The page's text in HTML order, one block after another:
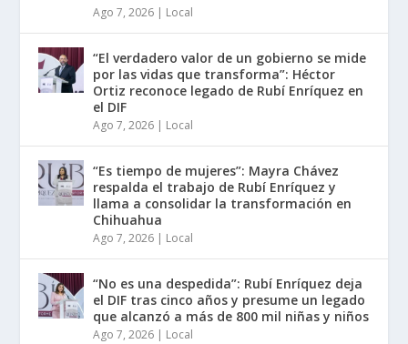
Ago 7, 2026 | Local
“El verdadero valor de un gobierno se mide
por las vidas que transforma”: Héctor
Ortiz reconoce legado de Rubí Enríquez en
el DIF
Ago 7, 2026 | Local
“Es tiempo de mujeres”: Mayra Chávez
respalda el trabajo de Rubí Enríquez y
llama a consolidar la transformación en
Chihuahua
Ago 7, 2026 | Local
“No es una despedida”: Rubí Enríquez deja
el DIF tras cinco años y presume un legado
que alcanzó a más de 800 mil niñas y niños
Ago 7, 2026 | Local